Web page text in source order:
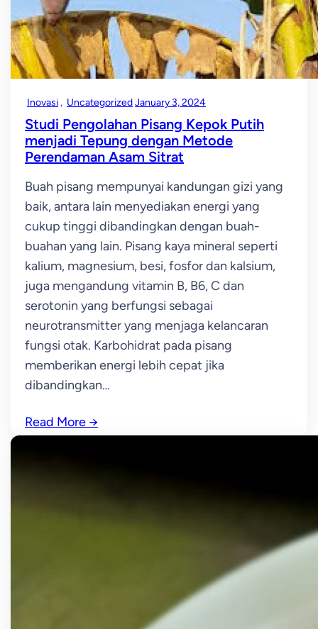
Inovasi , UncategorizedJanuary 3, 2024
Studi Pengolahan Pisang Kepok Putih
menjadi Tepung dengan Metode
Perendaman Asam Sitrat
Buah pisang mempunyai kandungan gizi yang
baik, antara lain menyediakan energi yang
cukup tinggi dibandingkan dengan buah-
buahan yang lain. Pisang kaya mineral seperti
kalium, magnesium, besi, fosfor dan kalsium,
juga mengandung vitamin B, B6, C dan
serotonin yang berfungsi sebagai
neurotransmitter yang menjaga kelancaran
fungsi otak. Karbohidrat pada pisang
memberikan energi lebih cepat jika
dibandingkan…
Read More →